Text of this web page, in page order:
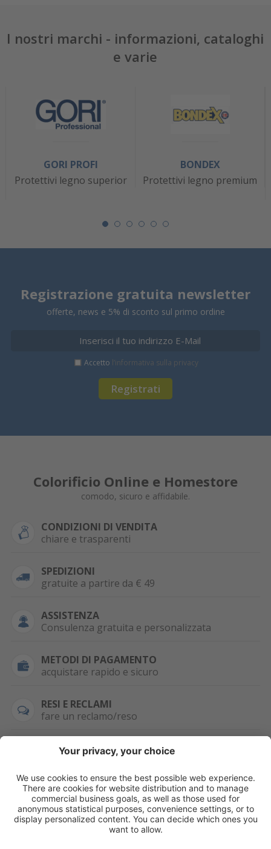
I nostri marchi - informazioni, cataloghi
e varie
GORI PROFI
Protettivi legno superior
BONDEX
Protettivi legno premium
Registrazione gratuita newsletter
offerte, news e 5% di sconto sul primo ordine
Registrati
Accetto l’informativa sulla privacy
Colorificio Online e Homestore
comodo, sicuro e affidabile.
CONDIZIONI DI VENDITA
chiare e trasparenti
SPEDIZIONI
gratuite a partire da € 49
ASSISTENZA
Consulenza gratuita e personalizzata
METODI DI PAGAMENTO
acquistare rapido e sicuro
RESI E RECLAMI
fare un reclamo/reso
SEMPRE DISPONIBILE
0471 506798
WHATSAPP
+39 376 2951129
HAI LA PARTITA
IVA?
Per ordini, offerte,
prezzi speciali e
ulteriori articoli